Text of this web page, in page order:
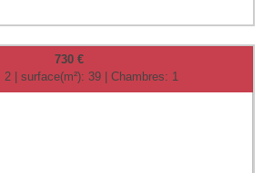
730 €
2 | surface(m²): 39 | Chambres: 1